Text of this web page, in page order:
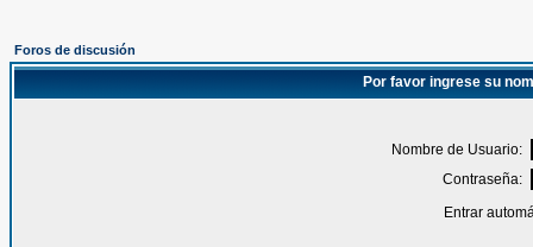
Foros de discusión
Por favor ingrese su
Nombre de Usuario:
Contraseña:
Entrar